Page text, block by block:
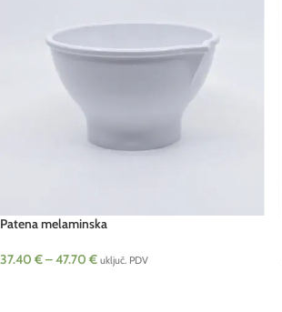
Patena melaminska
37.40 €–47.70 € uključ. PDV